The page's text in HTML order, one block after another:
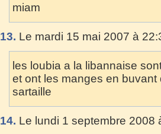
miam
13. Le mardi 15 mai 2007 à
les loubia a la libannaise
et ont les manges en
sartaille
14. Le lundi 1 septembre 2008